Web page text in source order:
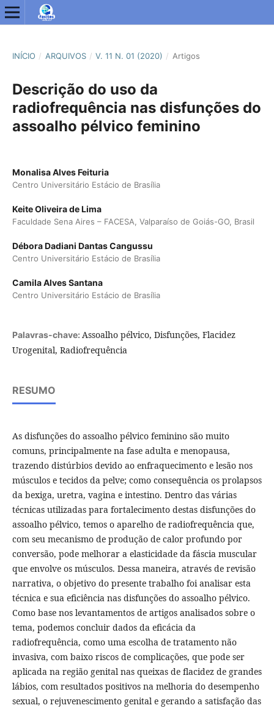
INÍCIO / ARQUIVOS / V. 11 N. 01 (2020) / Artigos
Descrição do uso da
radiofrequência nas disfunções do
assoalho pélvico feminino
Monalisa Alves Feituria
Centro Universitário Estácio de Brasília
Keite Oliveira de Lima
Faculdade Sena Aires – FACESA, Valparaíso de Goiás-GO, Brasil
Débora Dadiani Dantas Cangussu
Centro Universitário Estácio de Brasília
Camila Alves Santana
Centro Universitário Estácio de Brasília
Palavras-chave: Assoalho pélvico, Disfunções, Flacidez
Urogenital, Radiofrequência
RESUMO
As disfunções do assoalho pélvico feminino são muito
comuns, principalmente na fase adulta e menopausa,
trazendo distúrbios devido ao enfraquecimento e lesão nos
músculos e tecidos da pelve; como consequência os prolapsos
da bexiga, uretra, vagina e intestino. Dentro das várias
técnicas utilizadas para fortalecimento destas disfunções do
assoalho pélvico, temos o aparelho de radiofrequência que,
com seu mecanismo de produção de calor profundo por
conversão, pode melhorar a elasticidade da fáscia muscular
que envolve os músculos. Dessa maneira, através de revisão
narrativa, o objetivo do presente trabalho foi analisar esta
técnica e sua eficiência nas disfunções do assoalho pélvico.
Como base nos levantamentos de artigos analisados sobre o
tema, podemos concluir dados da eficácia da
radiofrequência, como uma escolha de tratamento não
invasiva, com baixo riscos de complicações, que pode ser
aplicada na região genital nas queixas de flacidez de grandes
lábios, com resultados positivos na melhoria do desempenho
sexual, o rejuvenescimento genital e gerando a satisfação das